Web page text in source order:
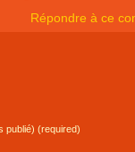
Répondre à ce
publié) (required)